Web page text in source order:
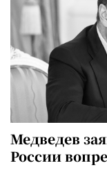
Медведев
России